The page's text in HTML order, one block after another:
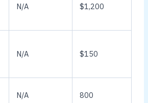
N/A $1,200
N/A $150
N/A 800